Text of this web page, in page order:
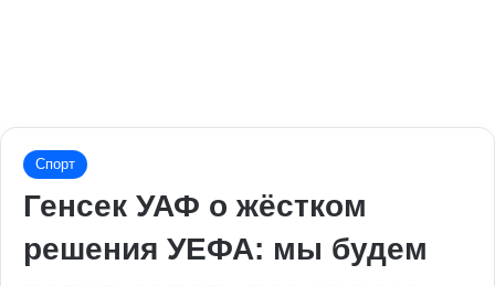
Спорт
Генсек УАФ о жёстком
решения УЕФА: мы будем